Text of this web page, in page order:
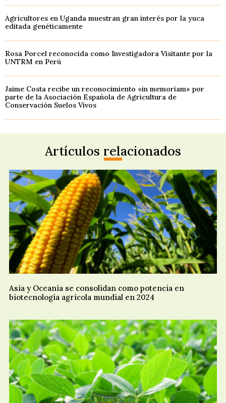
Agricultores en Uganda muestran gran interés por la yuca
editada genéticamente
Rosa Porcel reconocida como Investigadora Visitante por la
UNTRM en Perú
Jaime Costa recibe un reconocimiento «in memoriam» por
parte de la Asociación Española de Agricultura de
Conservación Suelos Vivos
Artículos relacionados
Asia y Oceanía se consolidan como potencia en
biotecnología agrícola mundial en 2024